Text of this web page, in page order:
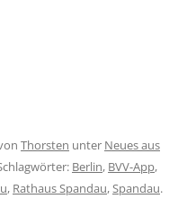
Thorsten unter Neues aus
Berlin, BVV-App,
, Rathaus Spandau,Spandau.